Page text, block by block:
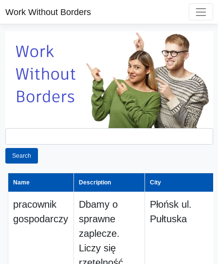
Work Without Borders
Search
Name Description City
pracownik
gospodarczy
Dbamy o
sprawne
zaplecze.
Liczy się
Płońsk ul.
Pułtuska